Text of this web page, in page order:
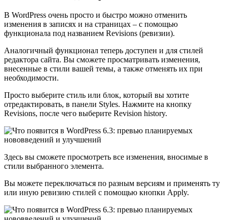
В WordPress очень просто и быстро можно отменить
изменения в записях и на страницах – с помощью
функционала под названием Revisions (ревизии).
Аналогичный функционал теперь доступен и для стилей
редактора сайта. Вы сможете просматривать изменения,
внесенные в стили вашей темы, а также отменять их при
необходимости.
Просто выберите стиль или блок, который вы хотите
отредактировать, в панели Styles. Нажмите на кнопку
Revisions, после чего выберите Revision history.
Здесь вы сможете просмотреть все изменения, вносимые в
стили выбранного элемента.
Вы можете переключаться по разным версиям и применять ту
или иную ревизию стилей с помощью кнопки Apply.